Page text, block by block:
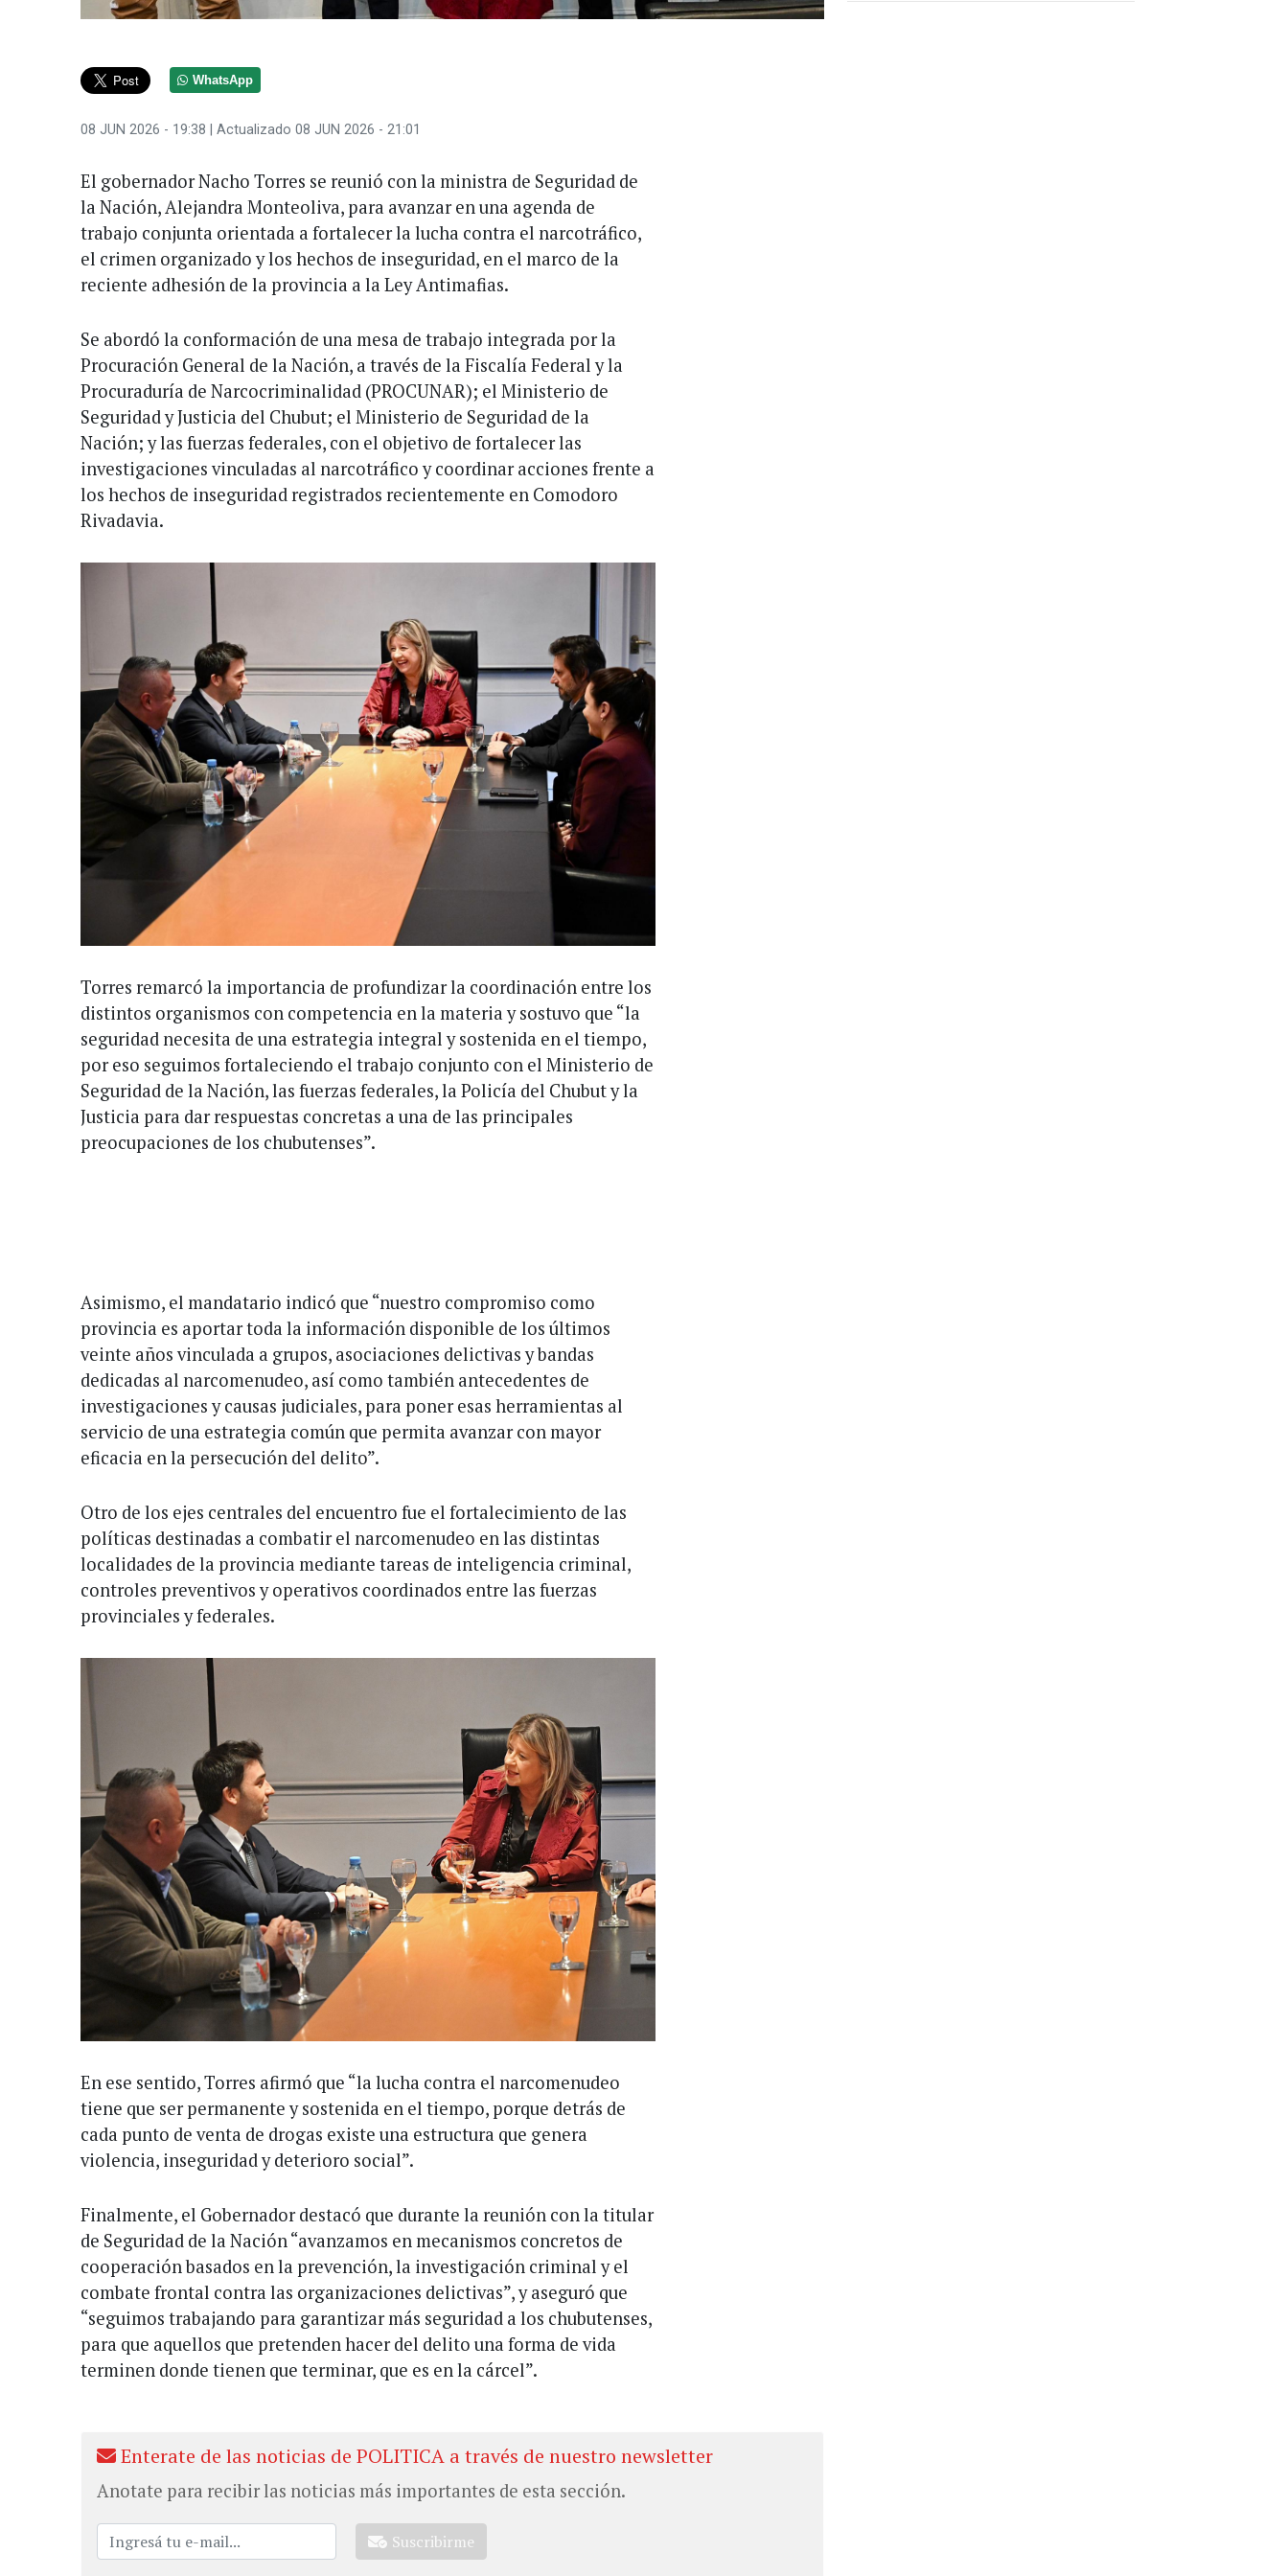
WhatsApp
08 JUN 2026 - 19:38 | Actualizado 08 JUN 2026 - 21:01
El gobernador Nacho Torres se reunió con la ministra de Seguridad de
la Nación, Alejandra Monteoliva, para avanzar en una agenda de
trabajo conjunta orientada a fortalecer la lucha contra el narcotráfico,
el crimen organizado y los hechos de inseguridad, en el marco de la
reciente adhesión de la provincia a la Ley Antimafias.
Se abordó la conformación de una mesa de trabajo integrada por la
Procuración General de la Nación, a través de la Fiscalía Federal y la
Procuraduría de Narcocriminalidad (PROCUNAR); el Ministerio de
Seguridad y Justicia del Chubut; el Ministerio de Seguridad de la
Nación; y las fuerzas federales, con el objetivo de fortalecer las
investigaciones vinculadas al narcotráfico y coordinar acciones frente a
los hechos de inseguridad registrados recientemente en Comodoro
Rivadavia.
Torres remarcó la importancia de profundizar la coordinación entre los
distintos organismos con competencia en la materia y sostuvo que “la
seguridad necesita de una estrategia integral y sostenida en el tiempo,
por eso seguimos fortaleciendo el trabajo conjunto con el Ministerio de
Seguridad de la Nación, las fuerzas federales, la Policía del Chubut y la
Justicia para dar respuestas concretas a una de las principales
preocupaciones de los chubutenses”.
Asimismo, el mandatario indicó que “nuestro compromiso como
provincia es aportar toda la información disponible de los últimos
veinte años vinculada a grupos, asociaciones delictivas y bandas
dedicadas al narcomenudeo, así como también antecedentes de
investigaciones y causas judiciales, para poner esas herramientas al
servicio de una estrategia común que permita avanzar con mayor
eficacia en la persecución del delito”.
Otro de los ejes centrales del encuentro fue el fortalecimiento de las
políticas destinadas a combatir el narcomenudeo en las distintas
localidades de la provincia mediante tareas de inteligencia criminal,
controles preventivos y operativos coordinados entre las fuerzas
provinciales y federales.
En ese sentido, Torres afirmó que “la lucha contra el narcomenudeo
tiene que ser permanente y sostenida en el tiempo, porque detrás de
cada punto de venta de drogas existe una estructura que genera
violencia, inseguridad y deterioro social”.
Finalmente, el Gobernador destacó que durante la reunión con la titular
de Seguridad de la Nación “avanzamos en mecanismos concretos de
cooperación basados en la prevención, la investigación criminal y el
combate frontal contra las organizaciones delictivas”, y aseguró que
“seguimos trabajando para garantizar más seguridad a los chubutenses,
para que aquellos que pretenden hacer del delito una forma de vida
terminen donde tienen que terminar, que es en la cárcel”.
Enterate de las noticias de POLITICA a través de nuestro newsletter
Anotate para recibir las noticias más importantes de esta sección.
Suscribirme